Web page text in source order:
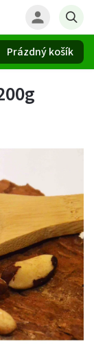
Prázdný košík